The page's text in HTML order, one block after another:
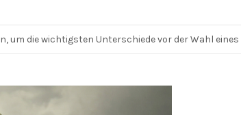
um die wichtigsten Unterschiede vor der Wahl